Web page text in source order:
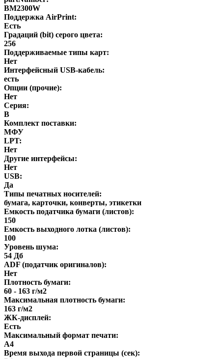
BM2300W
Поддержка AirPrint:
Есть
Градаций (bit) серого цвета:
256
Поддерживаемые типы карт:
Нет
Интерфейсный USB-кабель:
есть
Опции (прочие):
Нет
Серия:
B
Комплект поставки:
МФУ
LPT:
Нет
Другие интерфейсы:
Нет
USB:
Да
Типы печатных носителей:
бумага, карточки, конверты, этикетки
Емкость податчика бумаги (листов):
150
Емкость выходного лотка (листов):
100
Уровень шума:
54 Дб
ADF (податчик оригиналов):
Нет
Плотность бумаги:
60 - 163 г/м2
Максимальная плотность бумаги:
163 г/м2
ЖК-дисплей:
Есть
Максимальный формат печати:
A4
Время выхода первой страницы (сек):